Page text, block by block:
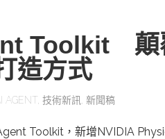
Toolkit 顛
造方式
AGENT 技術新訊 新聞稿
Toolkit，新增NVIDIA